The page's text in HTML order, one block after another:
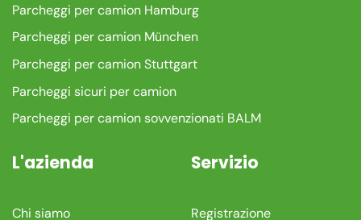
Parcheggi per camion Hamburg
Parcheggi per camion München
Parcheggi per camion Stuttgart
Parcheggi sicuri per camion
Parcheggi per camion sovvenzionati BALM
L'azienda
Chi siamo
Servizio
Registrazione